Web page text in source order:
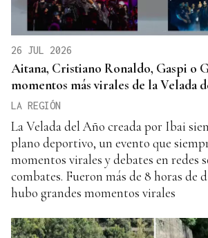
26 JUL 2026
Aitana, Cristiano Ronaldo, Gaspi o
momentos más virales de la Velada
LA REGIÓN
La Velada del Año creada por Ibai
plano deportivo, un evento que
momentos virales y debates en redes
combates. Fueron más de 8 horas de
hubo grandes momentos virales